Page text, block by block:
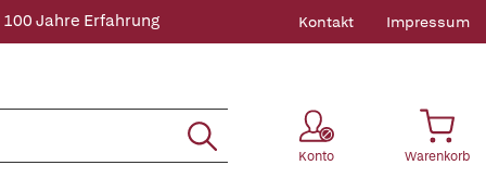
100 Jahre Erfahrung Kontakt Impressum
Konto Warenkorb